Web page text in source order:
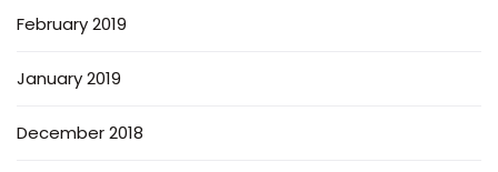
February 2019
January 2019
December 2018